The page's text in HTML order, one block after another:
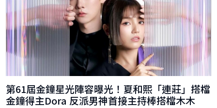
第61屆金鐘星光陣容曝光！夏和熙「連莊」搭檔
金鐘得主Dora 反派男神首接主持棒搭檔木木